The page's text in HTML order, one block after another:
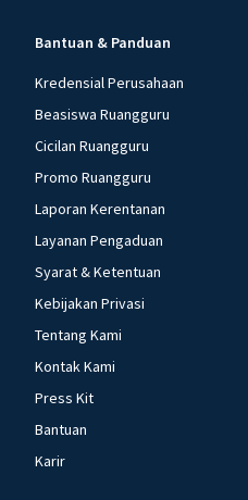
Bantuan & Panduan
Kredensial Perusahaan
Beasiswa Ruangguru
Cicilan Ruangguru
Promo Ruangguru
Laporan Kerentanan
Layanan Pengaduan
Syarat & Ketentuan
Kebijakan Privasi
Tentang Kami
Kontak Kami
Press Kit
Bantuan
Karir